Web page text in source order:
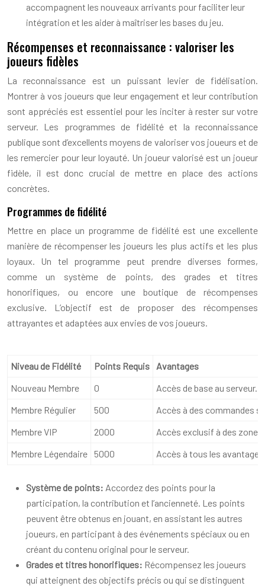
accompagnent les nouveaux arrivants pour faciliter leur
intégration et les aider à maîtriser les bases du jeu.
Récompenses et reconnaissance : valoriser les
joueurs fidèles
La reconnaissance est un puissant levier de fidélisation.
Montrer à vos joueurs que leur engagement et leur contribution
sont appréciés est essentiel pour les inciter à rester sur votre
serveur. Les programmes de fidélité et la reconnaissance
publique sont d’excellents moyens de valoriser vos joueurs et de
les remercier pour leur loyauté. Un joueur valorisé est un joueur
fidèle, il est donc crucial de mettre en place des actions
concrètes.
Programmes de fidélité
Mettre en place un programme de fidélité est une excellente
manière de récompenser les joueurs les plus actifs et les plus
loyaux. Un tel programme peut prendre diverses formes,
comme un système de points, des grades et titres
honorifiques, ou encore une boutique de récompenses
exclusive. L’objectif est de proposer des récompenses
attrayantes et adaptées aux envies de vos joueurs.
Niveau de Fidélité Points Requis
Avantages
Nouveau Membre
0
Accès de base au serveur.
Membre Régulier
500
Accès à des commandes
Membre VIP
2000
Accès exclusif à des
Membre Légendaire 5000 Accès à tous les
Système de points: Accordez des points pour la
participation, la contribution et l’ancienneté. Les points
peuvent être obtenus en jouant, en assistant les autres
joueurs, en participant à des événements spéciaux ou en
créant du contenu original pour le serveur.
Grades et titres honorifiques: Récompensez les joueurs
qui atteignent des objectifs précis ou qui se distinguent